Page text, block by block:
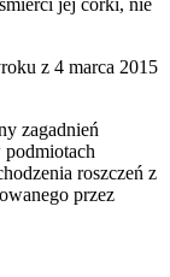
jej córki, nie
z 4 marca 2015
zagadnień
podmiotach
roszczeń z
przez